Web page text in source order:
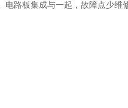
电路板集成与一起，故障点少维